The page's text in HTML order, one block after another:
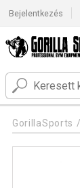
Bejelentkezés
GorillaSports